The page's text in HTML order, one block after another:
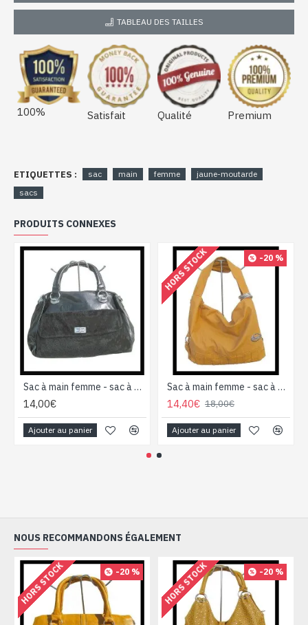
TABLEAU DES TAILLES
100% Satisfait Qualité Premium
ETIQUETTES : sac main femme
jaune-moutarde
sacs
PRODUITS CONNEXES
Sac à main femme - sac à main Noir
14,00€
Ajouter au panier
-20 %
HORS STOCK
Sac à main femme - sac à main Jaune-Moutarde
14,40€ 18,00€
Ajouter au panier
NOUS RECOMMANDONS ÉGALEMENT
-20 %
HORS STOCK -20 %
HORS STOCK